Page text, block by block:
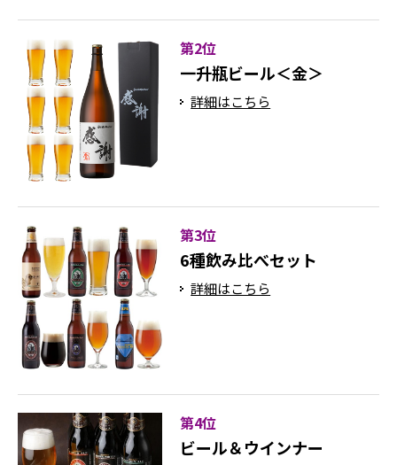
第2位
一升瓶ビール＜金＞
詳細はこちら
第3位
6種飲み比べセット
詳細はこちら
第4位
ビール＆ウインナー